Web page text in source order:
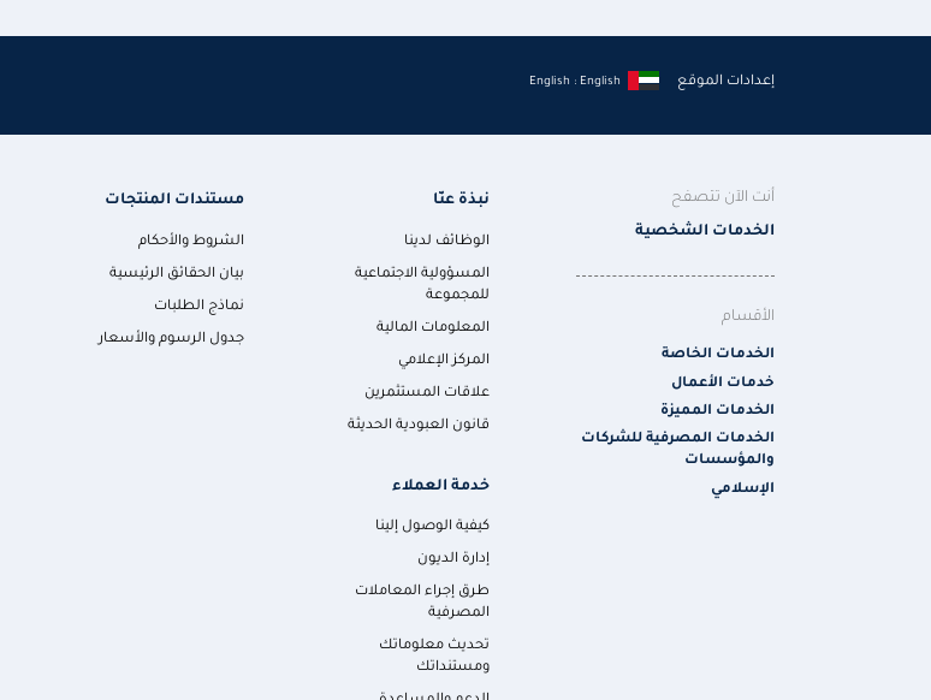
إعدادات الموقع English : English
أنت الآن تتصفح
الخدمات الشخصية
الأقسام
الخدمات الخاصة
خدمات الأعمال
الخدمات المميزة
الخدمات المصرفية للشركات
والمؤسسات
الإسلامي
نبذة عنّا
الوظائف لدينا
المسؤولية الاجتماعية
للمجموعة
المعلومات المالية
المركز الإعلامي
علاقات المستثمرين
قانون العبودية الحديثة
مستندات المنتجات
الشروط والأحكام
بيان الحقائق الرئيسية
نماذج الطلبات
جدول الرسوم والأسعار
خدمة العملاء
كيفية الوصول إلينا
إدارة الديون
طرق إجراء المعاملات
المصرفية
تحديث معلوماتك
ومستنداتك